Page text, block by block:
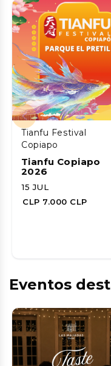
Tianfu Festival
Copiapo
Tianfu Copiapo
2026
15 JUL
CLP 7.000 CLP
Eventos